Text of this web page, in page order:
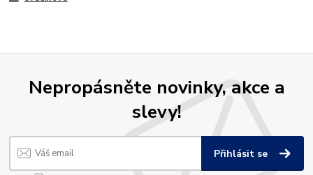
Nepropásněte novinky, akce a
slevy!
Přihlásit se